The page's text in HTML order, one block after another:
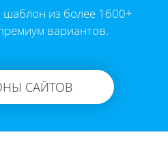
из более 1600+
вариантов.
САЙТОВ